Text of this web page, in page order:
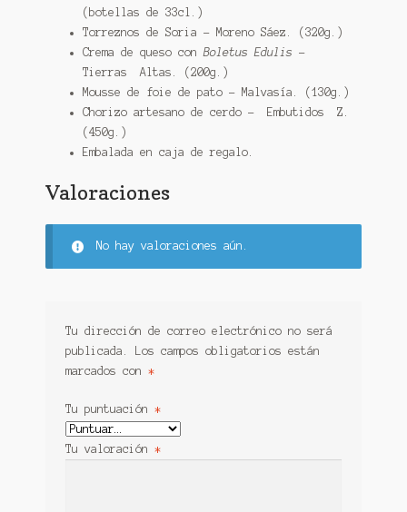
(botellas de 33cl.)
Torreznos de Soria – Moreno Sáez. (320g.)
Crema de queso con Boletus Edulis –
Tierras Altas. (200g.)
Mousse de foie de pato – Malvasía. (130g.)
Chorizo artesano de cerdo – Embutidos Z.
(450g.)
Embalada en caja de regalo.
Valoraciones
No hay valoraciones aún.
Tu dirección de correo electrónico no será
publicada.
Los campos obligatorios están
marcados con *
Tu puntuación *
Tu valoración *